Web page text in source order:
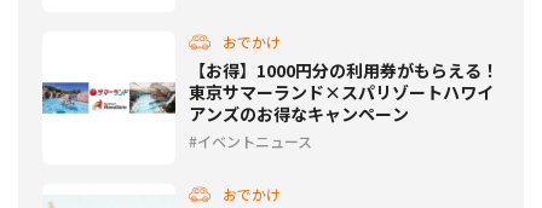
おでかけ
【お得】1000円分の利用券がもらえる！
東京サマーランド×スパリゾートハワイ
アンズのお得なキャンペーン
イベントニュース
おでかけ